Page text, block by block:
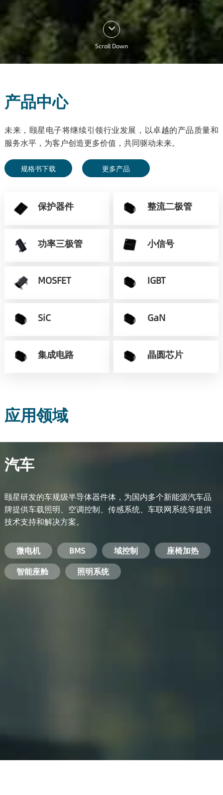
Scroll Down
产品中心
未来，颐星电子将继续引领行业发展，以卓越的产品质量和
服务水平，为客户创造更多价值，共同驱动未来。
规格书下载 更多产品
保护器件 整流二极管
功率三极管 小信号
MOSFET IGBT
SiC GaN
集成电路 晶圆芯片
应用领域
汽车
颐星研发的车规级半导体器件体，为国内多个新能源汽车品
牌提供车载照明、空调控制、传感系统、车联网系统等提供
技术支持和解决方案。
微电机 BMS 域控制
座椅加热
智能座舱
照明系统
电池管理系统
储能逆变器
工业电焊机 变频器
电机驱动
安防摄像头
开关电源 手机充电器
服务器电源
PC电源
电脑 手机 基站 机顶盒
智能农业 智能医疗
智能交通
智能家居